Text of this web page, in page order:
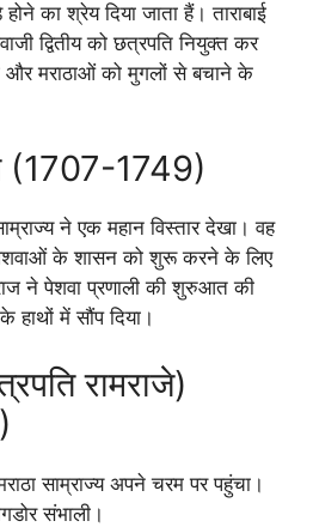
का श्रेय दिया जाता हैं। ताराबाई
द्वितीय को छत्रपति नियुक्त कर
मराठाओं को मुगलों से बचाने के
(1707-1749)
ने एक महान विस्तार देखा। वह
पेशवाओं के शासन को शुरू करने के लिए
ने पेशवा प्रणाली की शुरुआत की
में सौंप दिया।
रामराजे)
साम्राज्य अपने चरम पर पहुंचा।
संभाली।